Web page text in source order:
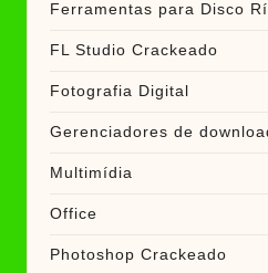
Ferramentas para Disco
FL Studio Crackeado
Fotografia Digital
Gerenciadores de
Multimídia
Office
Photoshop Crackeado